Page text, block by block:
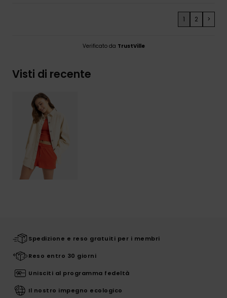
1 2 >
Verificato da TrustVille
Visti di recente
Spedizione e reso gratuiti per i membri
Reso entro 30 giorni
Unisciti al programma fedeltà
Il nostro impegno ecologico